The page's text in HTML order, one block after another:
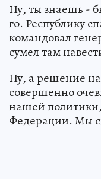
Ну, ты знаешь -
го. Республику
командовал
сумел там
Ну, а решение
совершенно
нашей
Федерации. Мы